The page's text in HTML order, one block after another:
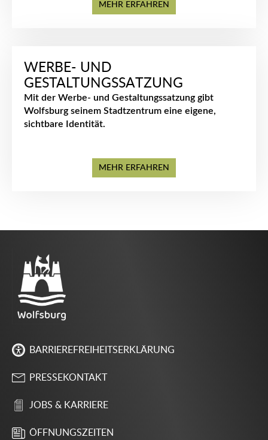
MEHR ERFAHREN
WERBE- UND
GESTALTUNGSSATZUNG
Mit der Werbe- und Gestaltungssatzung gibt
Wolfsburg seinem Stadtzentrum eine eigene,
sichtbare Identität.
MEHR ERFAHREN
BARRIEREFREIHEITSERKLÄRUNG
PRESSEKONTAKT
JOBS & KARRIERE
ÖFFNUNGSZEITEN